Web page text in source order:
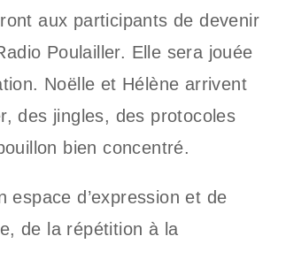
aux participants de devenir
Poulailler. Elle sera jouée
Noëlle et Hélène arrivent
des jingles, des protocoles
bien concentré.
espace d’expression et de
de la répétition à la